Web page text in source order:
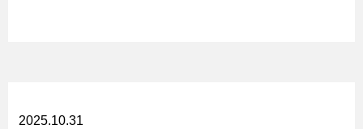
2025.10.31